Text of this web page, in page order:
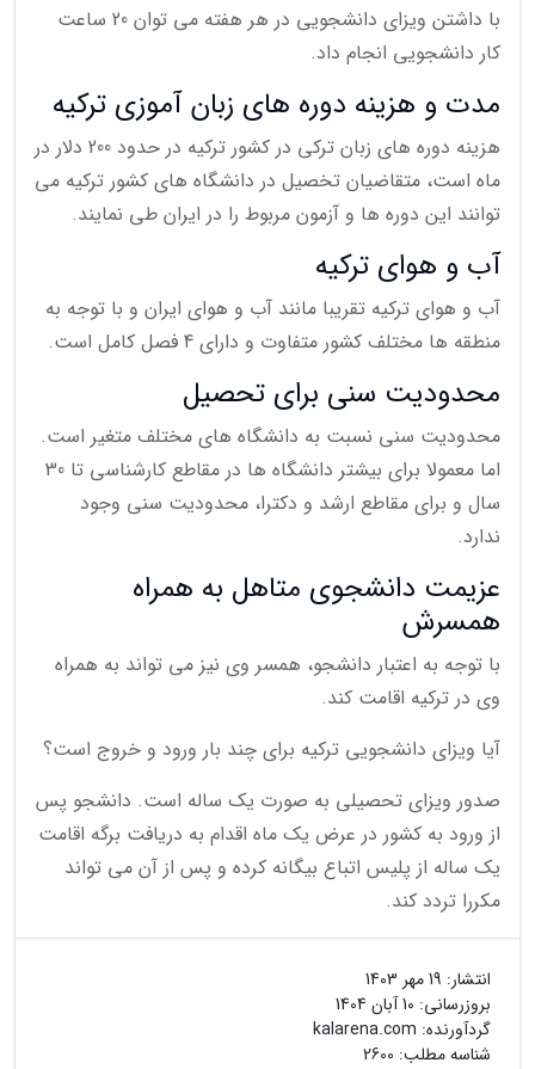
با داشتن ویزای دانشجویی در هر هفته می توان 20 ساعت
کار دانشجویی انجام داد.
مدت و هزینه دوره های زبان آموزی ترکیه
هزینه دوره های زبان ترکی در کشور ترکیه در حدود 200 دلار در
ماه است، متقاضیان تخصیل در دانشگاه های کشور ترکیه می
توانند این دوره ها و آزمون مربوط را در ایران طی نمایند.
آب و هوای ترکیه
آب و هوای ترکیه تقریبا مانند آب و هوای ایران و با توجه به
منطقه ها مختلف کشور متفاوت و دارای 4 فصل کامل است.
محدودیت سنی برای تحصیل
محدودیت سنی نسبت به دانشگاه های مختلف متغیر است.
اما معمولا برای بیشتر دانشگاه ها در مقاطع کارشناسی تا 30
سال و برای مقاطع ارشد و دکترا، محدودیت سنی وجود
ندارد.
عزیمت دانشجوی متاهل به همراه
همسرش
با توجه به اعتبار دانشجو، همسر وی نیز می تواند به همراه
وی در ترکیه اقامت کند.
آیا ویزای دانشجویی ترکیه برای چند بار ورود و خروج است؟
صدور ویزای تحصیلی به صورت یک ساله است. دانشجو پس
از ورود به کشور در عرض یک ماه اقدام به دریافت برگه اقامت
یک ساله از پلیس اتباع بیگانه کرده و پس از آن می تواند
مکررا تردد کند.
انتشار: 19 مهر 1403
بروزرسانی: 10 آبان 1404
گردآورنده: kalarena.com
شناسه مطلب: 2600